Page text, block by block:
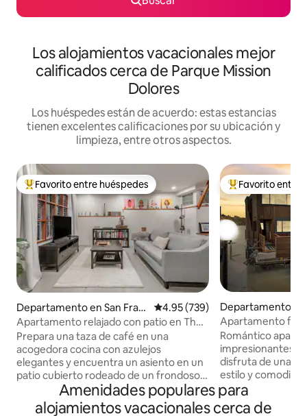
Los alojamientos vacacionales mejor
calificados cerca de Parque Mission
Dolores
Los huéspedes están de acuerdo: estas estancias
tienen excelentes calificaciones por su ubicación y
limpieza, entre otros aspectos.
De los mejores en Favorito entre huéspedes
Favorito entre huéspedes
Departamento en San Fran
cisco
Calificación promedio: 4.95 de
4.95 (739)
Apartamento relajado con patio en The
Castro
Prepara una taza de café en una
acogedora cocina con azulejos
elegantes y encuentra un asiento en un
patio cubierto rodeado de un frondoso
jardín. Acurrúcate con un libro en un
sofá moderno en una sala de estar con
De los mejores
Favorito entre
Departamento
y
Apartamento
Richardson de
Romántico
impresionantes
disfruta de una
estilo y
desde tu súper
king o relájate en
Amenidades populares para
alojamientos vacacionales cerca de